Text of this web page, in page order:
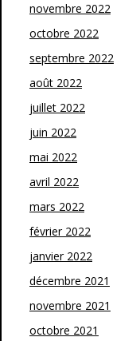
novembre 2022
octobre 2022
septembre 2022
août 2022
juillet 2022
juin 2022
mai 2022
avril 2022
mars 2022
février 2022
janvier 2022
décembre 2021
novembre 2021
octobre 2021